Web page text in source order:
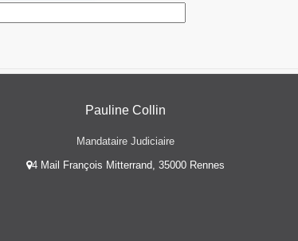
Pauline Collin
Mandataire Judiciaire
4 Mail François Mitterrand, 35000 Rennes